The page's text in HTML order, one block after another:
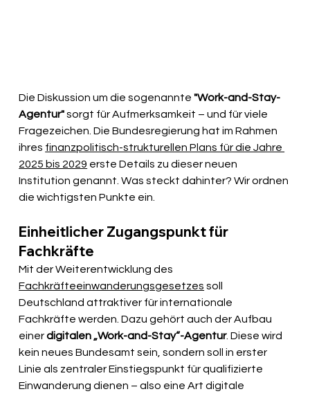
Die Diskussion um die sogenannte "Work-and-Stay-
Agentur" sorgt für Aufmerksamkeit – und für viele
Fragezeichen. Die Bundesregierung hat im Rahmen
ihres finanzpolitisch-strukturellen Plans für die Jahre
2025 bis 2029 erste Details zu dieser neuen
Institution genannt. Was steckt dahinter? Wir ordnen
die wichtigsten Punkte ein.
Einheitlicher Zugangspunkt für
Fachkräfte
Mit der Weiterentwicklung des
Fachkräfteeinwanderungsgesetzes soll
Deutschland attraktiver für internationale
Fachkräfte werden. Dazu gehört auch der Aufbau
einer digitalen „Work-and-Stay“-Agentur. Diese wird
kein neues Bundesamt sein, sondern soll in erster
Linie als zentraler Einstiegspunkt für qualifizierte
Einwanderung dienen – also eine Art digitale